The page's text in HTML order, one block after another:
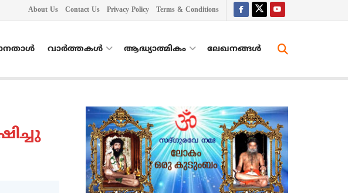
About Us Contact Us Privacy Policy Terms & Conditions
വാർത്തകൾ ആദ്ധ്യാത്മികം ലേഖനങ്ങള്‍